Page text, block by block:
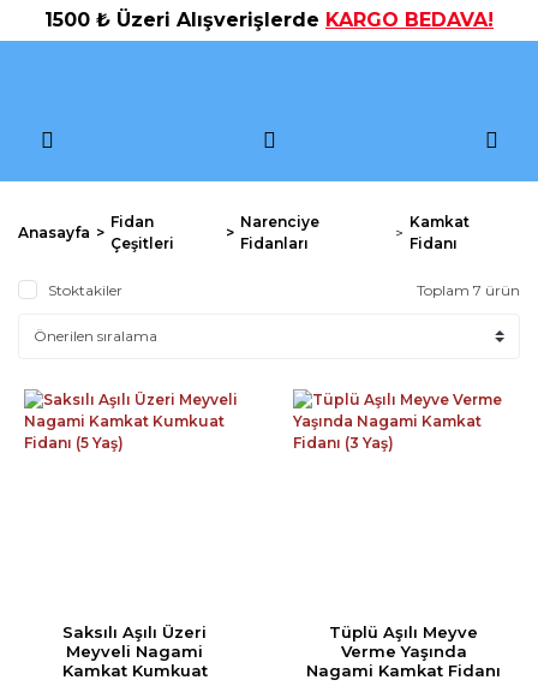
1500 ₺ Üzeri Alışverişlerde KARGO BEDAVA!
Anasayfa
Fidan
Çeşitleri
Narenciye
Fidanları
Kamkat
Fidanı
Stoktakiler Toplam 7 ürün
Saksılı Aşılı Üzeri
Meyveli Nagami
Kamkat Kumkuat
Tüplü Aşılı Meyve
Verme Yaşında
Nagami Kamkat Fidanı